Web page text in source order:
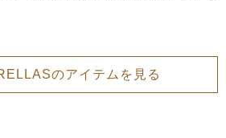
のアイテムを見る